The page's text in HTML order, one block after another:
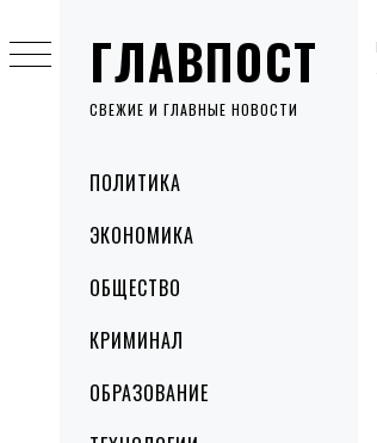
ГЛАВПОСТ
СВЕЖИЕ И ГЛАВНЫЕ НОВОСТИ
MenuПОЛИТИКА
ЭКОНОМИКА
ОБЩЕСТВО
КРИМИНАЛ
ОБРАЗОВАНИЕ
to
content